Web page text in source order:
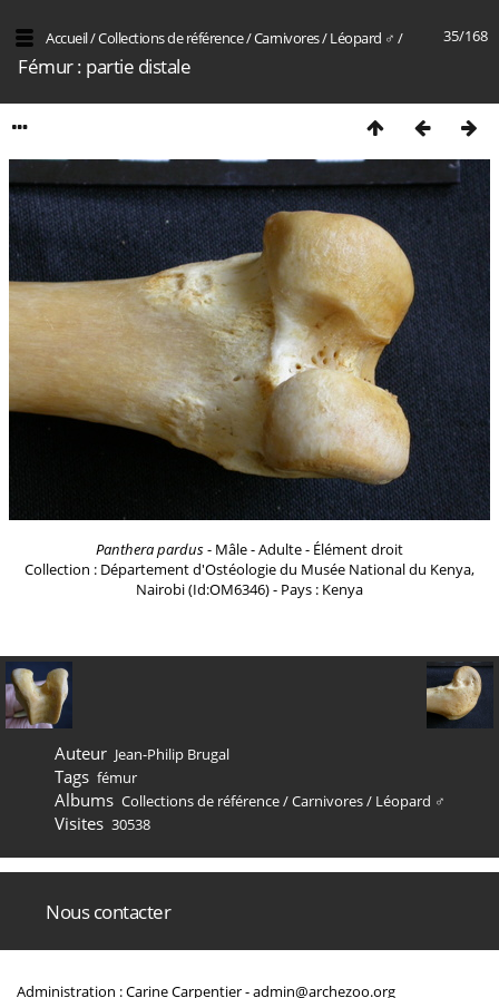
35/168
Accueil/Collections de référence/Carnivores/Léopard ♂ /
Fémur : partie distale
Panthera pardus- Mâle - Adulte - Élément droit
Collection : Département d'Ostéologie du Musée National du Kenya,
Nairobi (Id:OM6346) - Pays : Kenya
Auteur Jean-Philip Brugal
Tags fémur
Albums Collections de référence/Carnivores/ Léopard ♂
Visites 30538
Nous contacter
Administration : Carine Carpentier -admin@archezoo.org